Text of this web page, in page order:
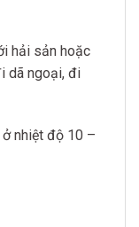
hải sản hoặc
dã ngoại, đi
nhiệt độ 10 –